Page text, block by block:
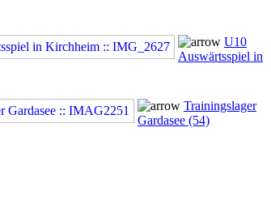
U10
Auswärtsspiel in
Trainingslager
Gardasee (54)